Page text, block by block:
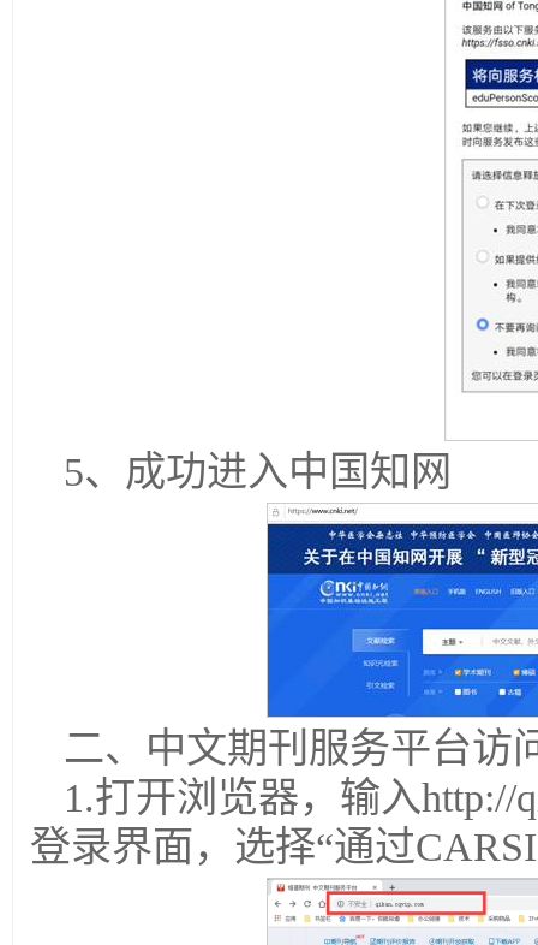
5、成功进入中国知网
二、中文期刊服务平台访
1.打开浏览器，输入http://
登录界面，选择“通过